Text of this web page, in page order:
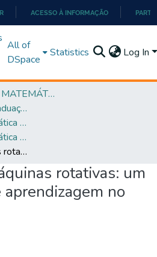
PARA
O
ACESSO À INFORMAÇÃO
All of
DSpace
Statistics Log In
INSTITUTO DE MATEMÁTICA E TECNOLOGIA
Programa de Pós-Graduação em Matemática (PROFMAT)
Mestrado em Matemática em Rede Nacional - PROFMAT
Mestrado em Matemática em Rede Nacional - PROFMAT
Dinâmica de máquinas rotativas: um instrumento de aprendizagem no ensino médio
rotativas: um
no